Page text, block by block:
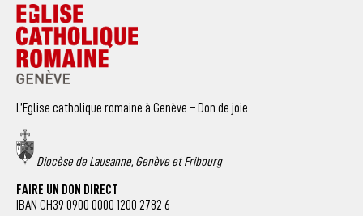
L’Eglise catholique romaine à Genève – Don de joie
Diocèse de Lausanne, Genève et Fribourg
FAIRE UN DON DIRECT
IBAN CH39 0900 0000 1200 2782 6